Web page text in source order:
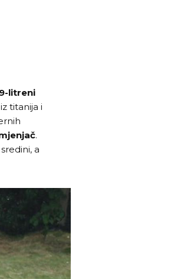
litreni
titanija i
.
a